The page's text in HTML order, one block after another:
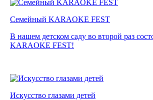
Семейный KARAOKE FEST
В нашем детском саду во второй раз
KARAOKE FEST!
Искусство глазами детей